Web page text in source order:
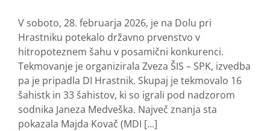
V soboto, 28. februarja 2026, je na Dolu pri
Hrastniku potekalo državno prvenstvo v
hitropoteznem šahu v posamični konkurenci.
Tekmovanje je organizirala Zveza ŠIS – SPK, izvedba
pa je pripadla DI Hrastnik. Skupaj je tekmovalo 16
šahistk in 33 šahistov, ki so igrali pod nadzorom
sodnika Janeza Medveška. Največ znanja sta
pokazala Majda Kovač (MDI [...]